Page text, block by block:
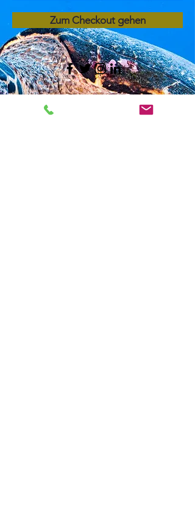
Zum Checkout gehen